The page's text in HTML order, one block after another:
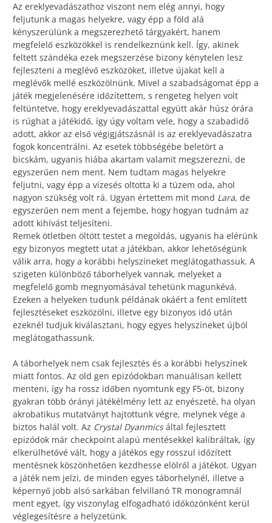
Az ereklyevadászathoz viszont nem elég annyi, hogy
feljutunk a magas helyekre, vagy épp a föld alá
kényszerülünk a megszerezhető tárgyakért, hanem
megfelelő eszközökkel is rendelkeznünk kell. Így, akinek
feltett szándéka ezek megszerzése bizony kénytelen lesz
fejleszteni a meglévő eszközöket, illetve újakat kell a
meglévők mellé eszközölnünk. Mivel a szabadságomat épp a
játék megjelenésére időzítettem, s rengeteg helyen volt
feltüntetve, hogy ereklyevadászattal együtt akár húsz órára
is rúghat a játékidő, így úgy voltam vele, hogy a szabadidő
adott, akkor az első végigjátszásnál is az ereklyevadászatra
fogok koncentrálni. Az esetek többségébe beletört a
bicskám, ugyanis hiába akartam valamit megszerezni, de
egyszerűen nem ment. Nem tudtam magas helyekre
feljutni, vagy épp a vízesés oltotta ki a tüzem oda, ahol
nagyon szükség volt rá. Ugyan értettem mit mond Lara, de
egyszerűen nem ment a fejembe, hogy hogyan tudnám az
adott kihívást teljesíteni.
Remek ötletben öltött testet a megoldás, ugyanis ha elérünk
egy bizonyos megtett utat a játékban, akkor lehetőségünk
válik arra, hogy a korábbi helyszíneket meglátogathassuk. A
szigeten különböző táborhelyek vannak, melyeket a
megfelelő gomb megnyomásával tehetünk magunkévá.
Ezeken a helyeken tudunk példának okáért a fent említett
fejlesztéseket eszközölni, illetve egy bizonyos idő után
ezeknél tudjuk kiválasztani, hogy egyes helyszíneket újból
meglátogathassunk.
A táborhelyek nem csak fejlesztés és a korábbi helyszínek
miatt fontos. Az old gen epizódokban manuálisan kellett
menteni, így ha rossz időben nyomtunk egy F5-öt, bizony
gyakran több órányi játékélmény lett az enyészeté, ha olyan
akrobatikus mutatványt hajtottunk végre, melynek vége a
biztos halál volt. Az Crystal Dyanmicsáltal fejlesztett
epizódok már checkpoint alapú mentésekkel kalibráltak, így
elkerülhetővé vált, hogy a játékos egy rosszul időzített
mentésnek köszönhetően kezdhesse elölről a játékot. Ugyan
a játék nem jelzi, de minden egyes táborhelynél, illetve a
képernyő jobb alsó sarkában felvillanó TR monogramnál
ment egyet, így viszonylag elfogadható időközönként kerül
véglegesítésre a helyzetünk.